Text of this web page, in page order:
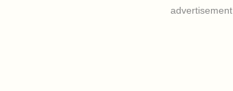
advertisement